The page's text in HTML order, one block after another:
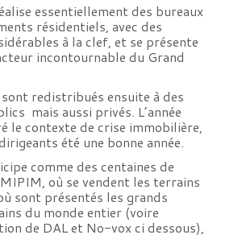
essentiellement des bureaux
résidentiels, avec des
à la clef, et se présente
incontournable du Grand
redistribués ensuite à des
mais aussi privés. L’année
le contexte de crise immobilière,
été une bonne année.
comme des centaines de
où se vendent les terrains
sont présentés les grands
du monde entier (voire
de DAL et No-vox ci dessous),